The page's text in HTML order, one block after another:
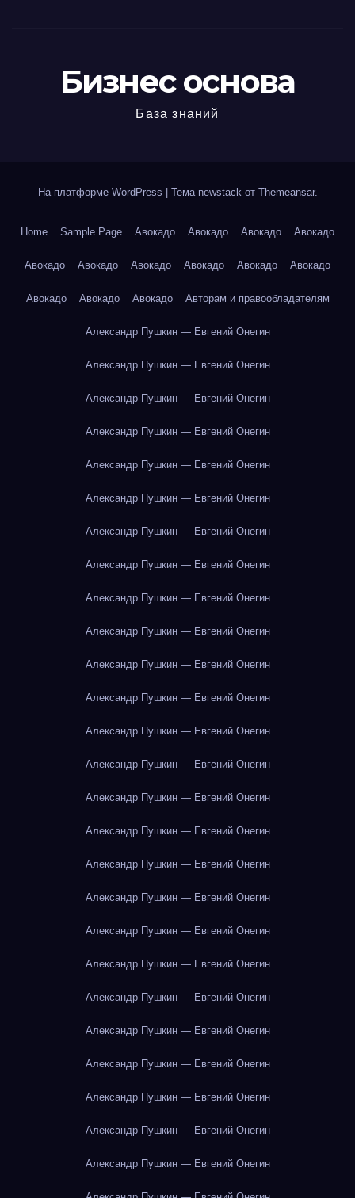
Бизнес основа
База знаний
На платформе WordPress Тема newstack от Themeansar.
Home Sample Page Авокадо Авокадо Авокадо Авокадо
Авокадо Авокадо Авокадо Авокадо Авокадо Авокадо
Авокадо Авокадо Авокадо Авторам и правообладателям
Александр Пушкин — Евгений Онегин
Александр Пушкин — Евгений Онегин
Александр Пушкин — Евгений Онегин
Александр Пушкин — Евгений Онегин
Александр Пушкин — Евгений Онегин
Александр Пушкин — Евгений Онегин
Александр Пушкин — Евгений Онегин
Александр Пушкин — Евгений Онегин
Александр Пушкин — Евгений Онегин
Александр Пушкин — Евгений Онегин
Александр Пушкин — Евгений Онегин
Александр Пушкин — Евгений Онегин
Александр Пушкин — Евгений Онегин
Александр Пушкин — Евгений Онегин
Александр Пушкин — Евгений Онегин
Александр Пушкин — Евгений Онегин
Александр Пушкин — Евгений Онегин
Александр Пушкин — Евгений Онегин
Александр Пушкин — Евгений Онегин
Александр Пушкин — Евгений Онегин
Александр Пушкин — Евгений Онегин
Александр Пушкин — Евгений Онегин
Александр Пушкин — Евгений Онегин
Александр Пушкин — Евгений Онегин
Александр Пушкин — Евгений Онегин
Александр Пушкин — Евгений Онегин